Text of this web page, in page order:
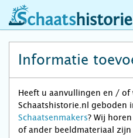
schaatshistorie.nl
Informatie
Heeft u aanvullingen en /
Schaatshistorie.nl geboden
Schaatsenmakers? Wij
of ander beeldmateriaal